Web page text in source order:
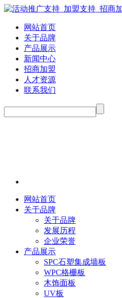
网站首页
关于品牌
产品展示
新闻中心
招商加盟
人才资源
联系我们
网站首页
关于品牌
关于品牌
发展历程
企业荣誉
产品展示
SPC石塑集成墙板
WPC格栅板
木饰面板
UV板